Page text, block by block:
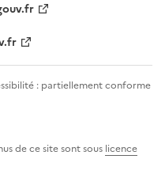
: partiellement conforme
de ce site sont sous licence